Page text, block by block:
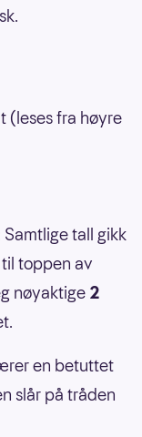
(leses fra høyre
tall gikk
toppen av
nøyaktige 2
en betuttet
slår på tråden